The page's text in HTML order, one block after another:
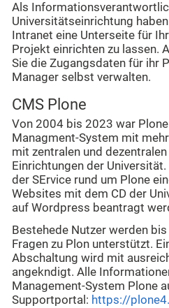
Als
Universitätseinrichtung
Intranet eine Unterseite für
Projekt einrichten zu lassen.
Sie die Zugangsdaten für ihr
Manager selbst verwalten.
CMS Plone
Von 2004 bis 2023 war
Managment-System mit
mit zentralen und
Einrichtungen der
der SErvice rund um Plone
Websites mit dem CD der
auf Wordpress beantragt
Bestehede Nutzer werden
Fragen zu Plon unterstützt.
Abschaltung wird mit
angekndigt. Alle
Management-System Plone
Supportportal: https://